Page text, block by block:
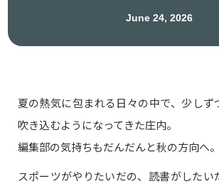
June 24, 2026
夏の熱気に包まれる日々の中で、少しず
吹き込むようになってきた庄内。
編集部の気持ちもだんだんと秋の方向へ。
スポーツがやりたいだの、読書がしたい